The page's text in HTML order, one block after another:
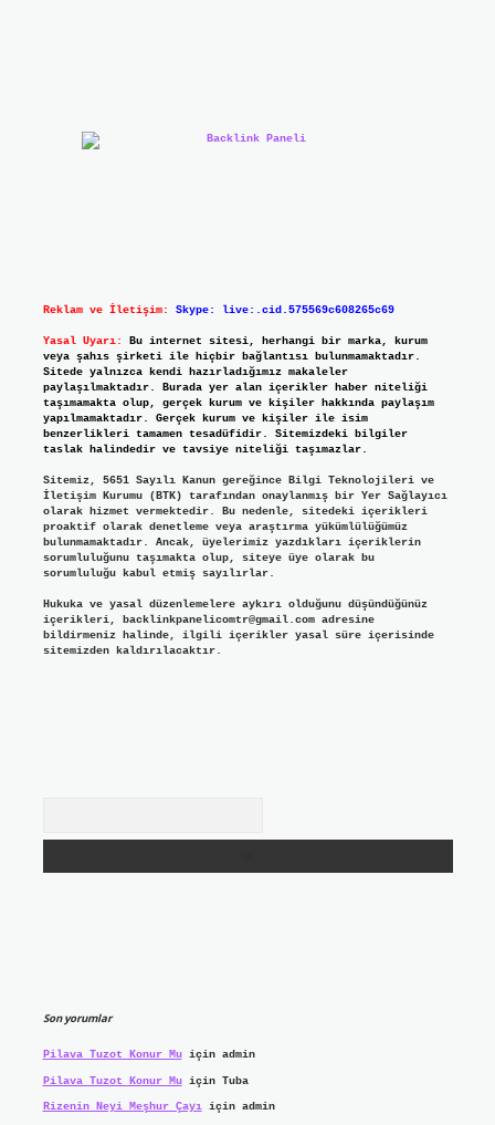
Reklam ve İletişim: Skype: live:.cid.575569c608265c69
Yasal Uyarı:
Bu internet sitesi, herhangi bir marka, kurum
veya şahıs şirketi ile hiçbir bağlantısı bulunmamaktadır.
Sitede yalnızca kendi hazırladığımız makaleler
paylaşılmaktadır. Burada yer alan içerikler haber niteliği
taşımamakta olup, gerçek kurum ve kişiler hakkında paylaşım
yapılmamaktadır. Gerçek kurum ve kişiler ile isim
benzerlikleri tamamen tesadüfidir. Sitemizdeki bilgiler
taslak halindedir ve tavsiye niteliği taşımazlar.
Sitemiz, 5651 Sayılı Kanun gereğince Bilgi Teknolojileri ve
İletişim Kurumu (BTK) tarafından onaylanmış bir Yer Sağlayıcı
olarak hizmet vermektedir. Bu nedenle, sitedeki içerikleri
proaktif olarak denetleme veya araştırma yükümlülüğümüz
bulunmamaktadır. Ancak, üyelerimiz yazdıkları içeriklerin
sorumluluğunu taşımakta olup, siteye üye olarak bu
sorumluluğu kabul etmiş sayılırlar.
Hukuka ve yasal düzenlemelere aykırı olduğunu düşündüğünüz
içerikleri, backlinkpanelicomtr@gmail.comadresine
bildirmeniz halinde, ilgili içerikler yasal süre içerisinde
sitemizden kaldırılacaktır.
Son yorumlar
Pilava Tuzot Konur Muiçin admin
Pilava Tuzot Konur Muiçin Tuba
Rizenin Neyi Meşhur Çayıiçin admin